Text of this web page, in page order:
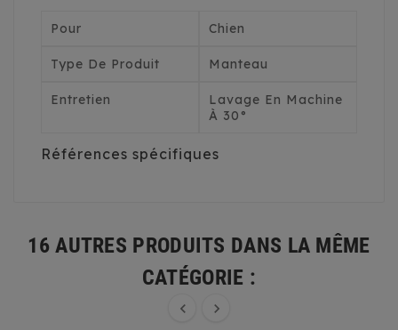
Pour Chien
Type De Produit Manteau
Entretien
Lavage En Machine
À 30°
Références spécifiques
16 AUTRES PRODUITS DANS LA MÊME
CATÉGORIE :
 